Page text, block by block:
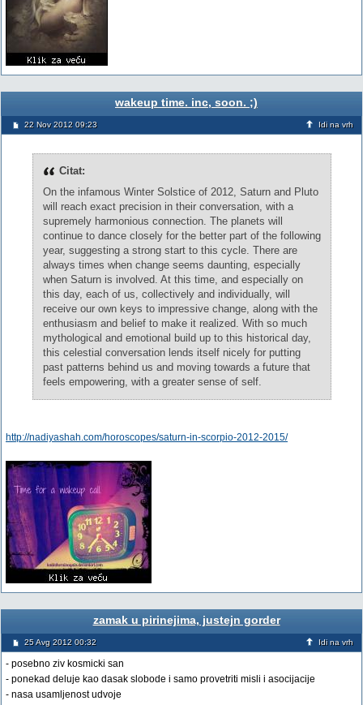
wakeup time. inc, soon. ;)
22 Nov 2012 09:23 Idi na vrh
Citat:
On the infamous Winter Solstice of 2012, Saturn and Pluto
will reach exact precision in their conversation, with a
supremely harmonious connection. The planets will
continue to dance closely for the better part of the following
year, suggesting a strong start to this cycle. There are
always times when change seems daunting, especially
when Saturn is involved. At this time, and especially on
this day, each of us, collectively and individually, will
receive our own keys to impressive change, along with the
enthusiasm and belief to make it realized. With so much
mythological and emotional build up to this historical day,
this celestial conversation lends itself nicely for putting
past patterns behind us and moving towards a future that
feels empowering, with a greater sense of self.
http://nadiyashah.com/horoscopes/saturn-in-scorpio-2012-2015/
zamak u pirinejima, justejn gorder
25 Avg 2012 00:32 Idi na vrh
- posebno ziv kosmicki san
- ponekad deluje kao dasak slobode i samo provetriti misli i asocijacije
- nasa usamljenost udvoje